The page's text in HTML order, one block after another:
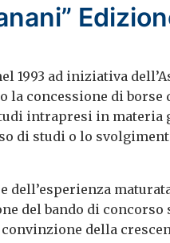
1993 ad iniziativa
la concessione di
intrapresi in
di studi o lo
dell’esperienza
del bando di
convinzione della